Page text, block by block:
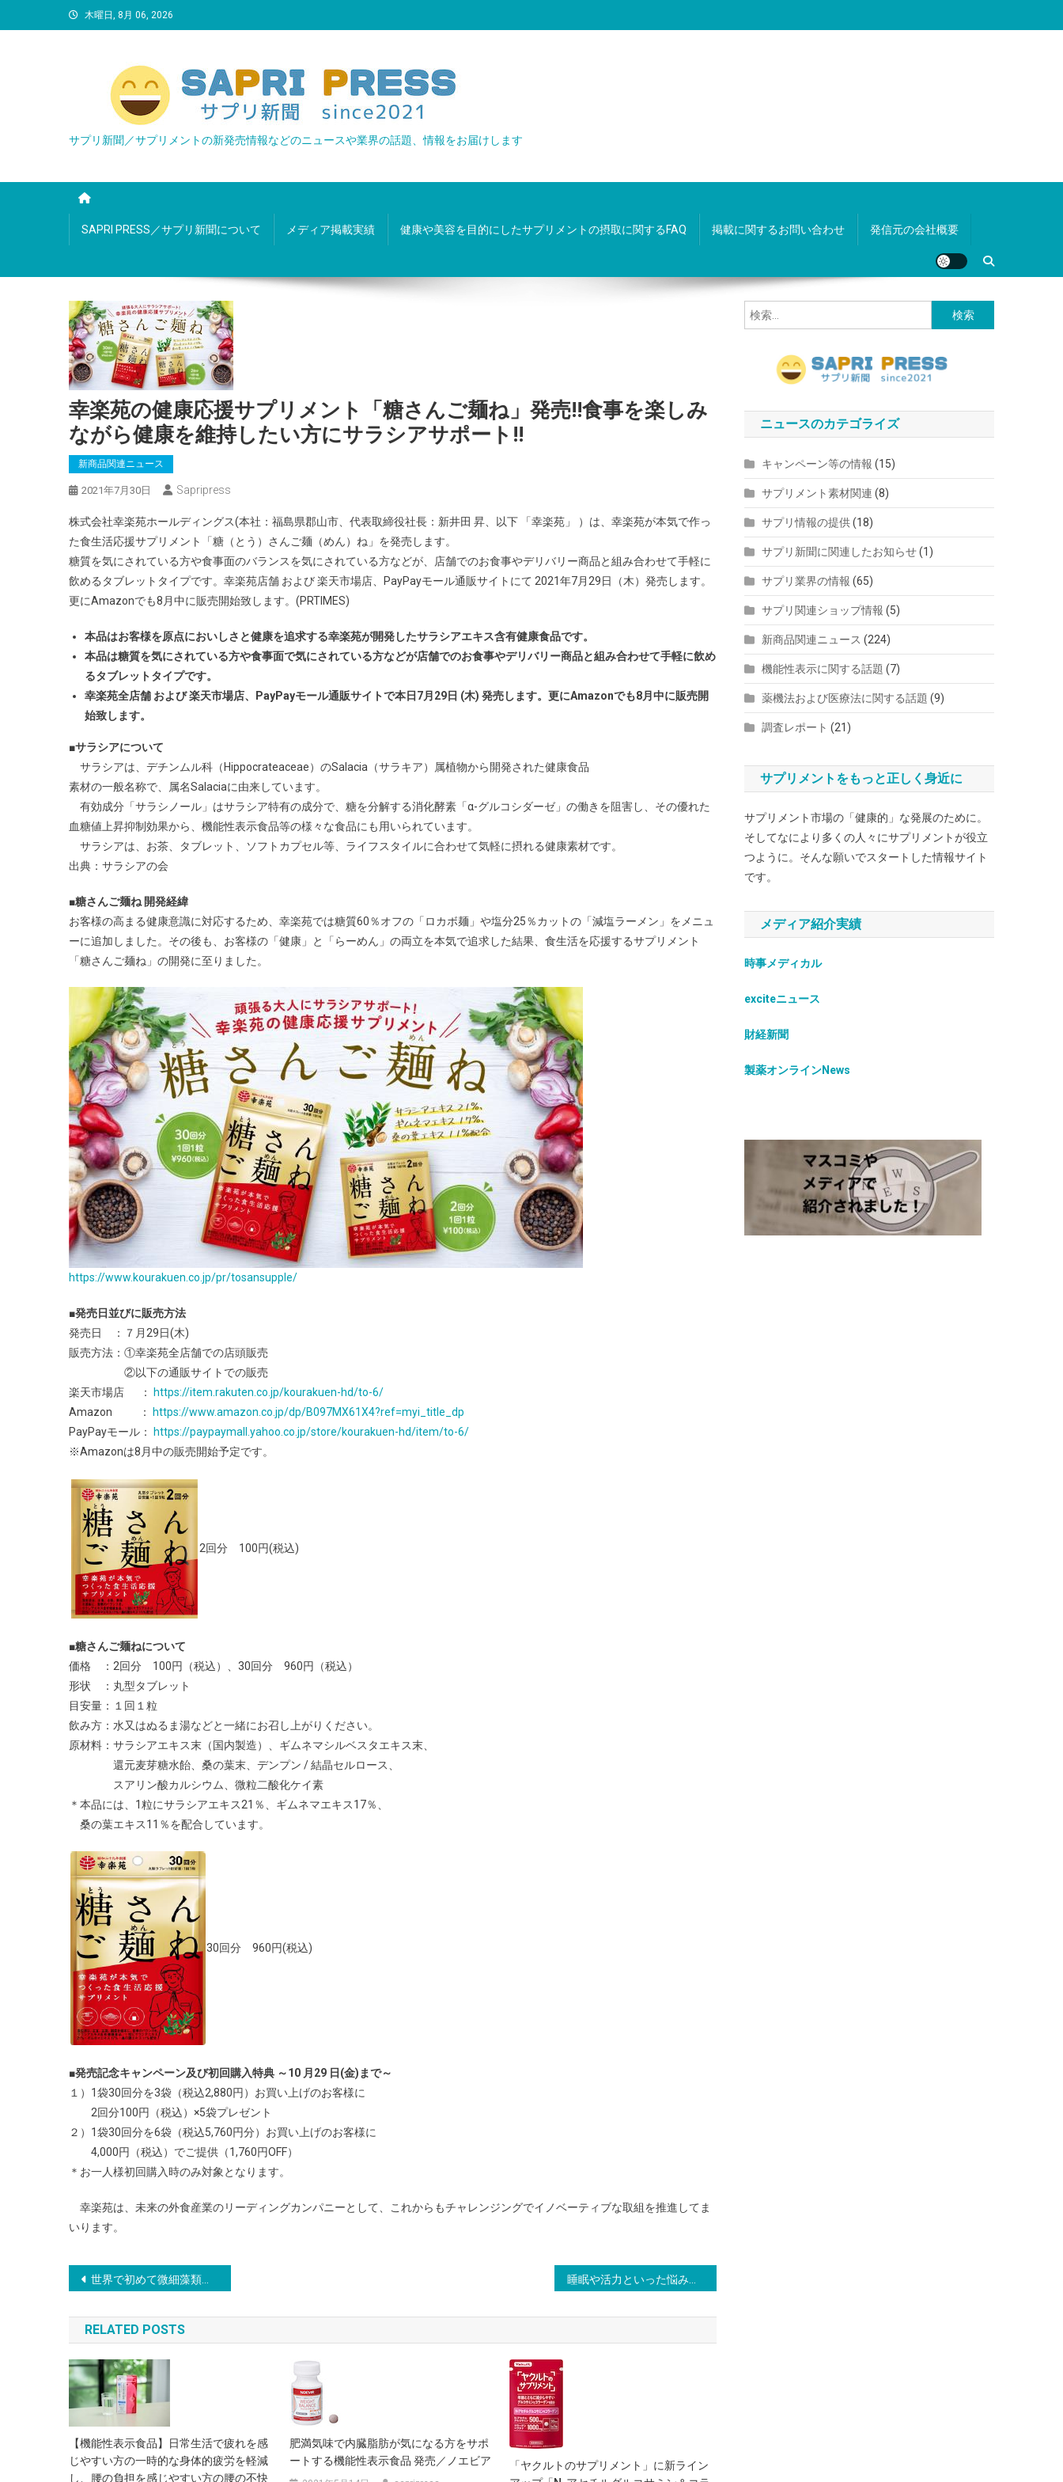
to
木曜日, 8月 06, 2026
サプリ新聞／サプリメントの新発売情報などのニュースや業界の話題、情報をお届けします
SAPRI PRESS／サプリ新聞について メディア掲載実績 健康や美容を目的にしたサプリメントの摂取に関するFAQ 掲載に関するお問い合わせ 発信元の会社概要
幸楽苑の健康応援サプリメント「糖さんご麺ね」発売!!食事を楽しみ
ながら健康を維持したい方にサラシアサポート!!
新商品関連ニュース
2021年7月30日 Sapripress
株式会社幸楽苑ホールディングス(本社：福島県郡山市、代表取締役社長：新井田 昇、以下 「幸楽苑」 ）は、幸楽苑が本気で作っ
た食生活応援サプリメント「糖（とう）さんご麺（めん）ね」を発売します。
糖質を気にされている方や食事面のバランスを気にされている方などが、店舗でのお食事やデリバリー商品と組み合わせて手軽に
飲めるタブレットタイプです。幸楽苑店舗 および 楽天市場店、PayPayモール通販サイトにて 2021年7月29日（木）発売します。
更にAmazonでも8月中に販売開始致します。(PRTIMES)
本品はお客様を原点においしさと健康を追求する幸楽苑が開発したサラシアエキス含有健康食品です。
本品は糖質を気にされている方や食事面で気にされている方などが店舗でのお食事やデリバリー商品と組み合わせて手軽に飲め
るタブレットタイプです。
幸楽苑全店舗 および 楽天市場店、PayPayモール通販サイトで本日7月29日 (木) 発売します。更にAmazonでも8月中に販売開
始致します。
■サラシアについて
サラシアは、デチンムル科（Hippocrateaceae）のSalacia（サラキア）属植物から開発された健康食品
素材の一般名称で、属名Salaciaに由来しています。
有効成分「サラシノール」はサラシア特有の成分で、糖を分解する消化酵素「α-グルコシダーゼ」の働きを阻害し、その優れた
血糖値上昇抑制効果から、機能性表示食品等の様々な食品にも用いられています。
サラシアは、お茶、タブレット、ソフトカプセル等、ライフスタイルに合わせて気軽に摂れる健康素材です。
出典：サラシアの会
■糖さんご麺ね 開発経緯
お客様の高まる健康意識に対応するため、幸楽苑では糖質60％オフの「ロカボ麺」や塩分25％カットの「減塩ラーメン」をメニュ
ーに追加しました。その後も、お客様の「健康」と「らーめん」の両立を本気で追求した結果、食生活を応援するサプリメント
「糖さんご麺ね」の開発に至りました。
https://www.kourakuen.co.jp/pr/tosansupple/
■発売日並びに販売方法
発売日 ：７月29日(木)
販売方法：①幸楽苑全店舗での店頭販売
②以下の通販サイトでの販売
楽天市場店 ：
https://item.rakuten.co.jp/kourakuen-hd/to-6/
Amazon ：
https://www.amazon.co.jp/dp/B097MX61X4?ref=myi_title_dp
PayPayモール：
https://paypaymall.yahoo.co.jp/store/kourakuen-hd/item/to-6/
※Amazonは8月中の販売開始予定です。
2回分 100円(税込)
■糖さんご麺ねについて
価格 ：2回分 100円（税込）、30回分 960円（税込）
形状 ：丸型タブレット
目安量：１回１粒
飲み方：水又はぬるま湯などと一緒にお召し上がりください。
原材料：サラシアエキス末（国内製造）、ギムネマシルベスタエキス末、
還元麦芽糖水飴、桑の葉末、デンプン / 結晶セルロース、
スアリン酸カルシウム、微粒二酸化ケイ素
＊本品には、1粒にサラシアエキス21％、ギムネマエキス17％、
桑の葉エキス11％を配合しています。
30回分 960円(税込)
■発売記念キャンペーン及び初回購入特典 ～10 月29 日(金)まで～
１）1袋30回分を3袋（税込2,880円）お買い上げのお客様に
2回分100円（税込）×5袋プレゼント
２）1袋30回分を6袋（税込5,760円分）お買い上げのお客様に
4,000円（税込）でご提供（1,760円OFF）
＊お一人様初回購入時のみ対象となります。
幸楽苑は、未来の外食産業のリーディングカンパニーとして、これからもチャレンジングでイノベーティブな取組を推進してま
いります。
投
稿
ナ
ビ
ゲ
ー
シ
世界で初めて微細藻類「Pavlova（パブロバ）」の高密度大量培養に成功！沖縄県内限定販売をしていた「Pavlova Exercise+（パブロバ エクササイズ）」がついに全国進出！
RELATED POSTS
【機能性表示食品】日常生活で疲れを感
じやすい方の一時的な身体的疲労を軽減
し、腰の負担を感じやすい方の腰の不快
肥満気味で内臓脂肪が気になる方をサポ
ートする機能性表示食品 発売／ノエビア
「ヤクルトのサプリメント」に新ライン
索:
ニュースのカテゴライズ
キャンペーン等の情報 (15)
サプリメント素材関連 (8)
サプリ情報の提供(18)
サプリ新聞に関連したお知らせ(1)
サプリ業界の情報 (65)
サプリ関連ショップ情報 (5)
新商品関連ニュース (224)
機能性表示に関する話題 (7)
薬機法および医療法に関する話題 (9)
調査レポート (21)
サプリメントをもっと正しく身近に
サプリメント市場の「健康的」な発展のために。
そしてなにより多くの人々にサプリメントが役立
つように。そんな願いでスタートした情報サイト
です。
メディア紹介実績
時事メディカル
exciteニュース
財経新聞
製薬オンラインNews